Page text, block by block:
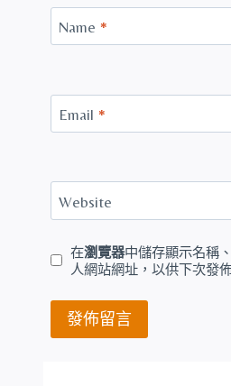
Name *
Email *
Website
在瀏覽器中儲存顯示名稱
人網站網址，以供下次發